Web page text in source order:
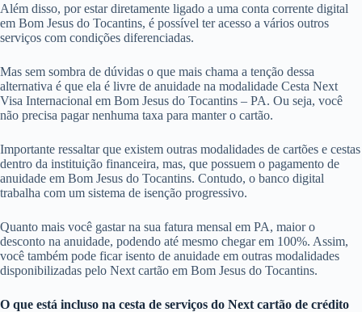
Além disso, por estar diretamente ligado a uma conta corrente digital
em Bom Jesus do Tocantins, é possível ter acesso a vários outros
serviços com condições diferenciadas.
Mas sem sombra de dúvidas o que mais chama a tenção dessa
alternativa é que ela é livre de anuidade na modalidade Cesta Next
Visa Internacional em Bom Jesus do Tocantins – PA. Ou seja, você
não precisa pagar nenhuma taxa para manter o cartão.
Importante ressaltar que existem outras modalidades de cartões e cestas
dentro da instituição financeira, mas, que possuem o pagamento de
anuidade em Bom Jesus do Tocantins. Contudo, o banco digital
trabalha com um sistema de isenção progressivo.
Quanto mais você gastar na sua fatura mensal em PA, maior o
desconto na anuidade, podendo até mesmo chegar em 100%. Assim,
você também pode ficar isento de anuidade em outras modalidades
disponibilizadas pelo Next cartão em Bom Jesus do Tocantins.
O que está incluso na cesta de serviços do Next cartão de crédito